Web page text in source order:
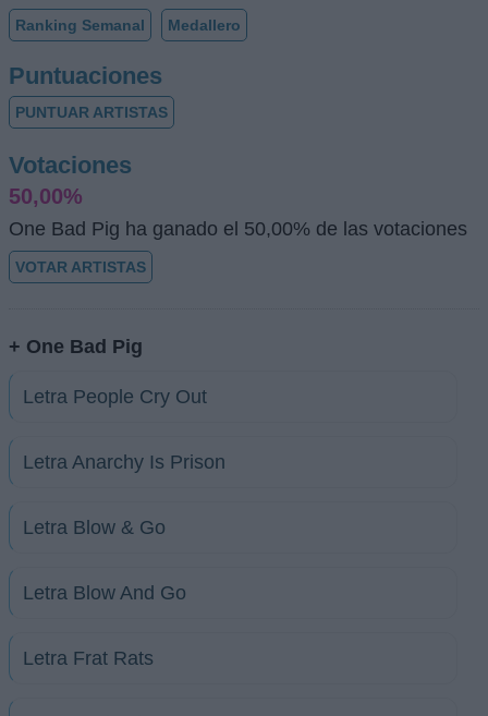
Ranking Semanal Medallero
Puntuaciones
PUNTUAR ARTISTAS
Votaciones
50,00%
One Bad Pig ha ganado el 50,00% de las votaciones
VOTAR ARTISTAS
+ One Bad Pig
Letra People Cry Out
Letra Anarchy Is Prison
Letra Blow & Go
Letra Blow And Go
Letra Frat Rats